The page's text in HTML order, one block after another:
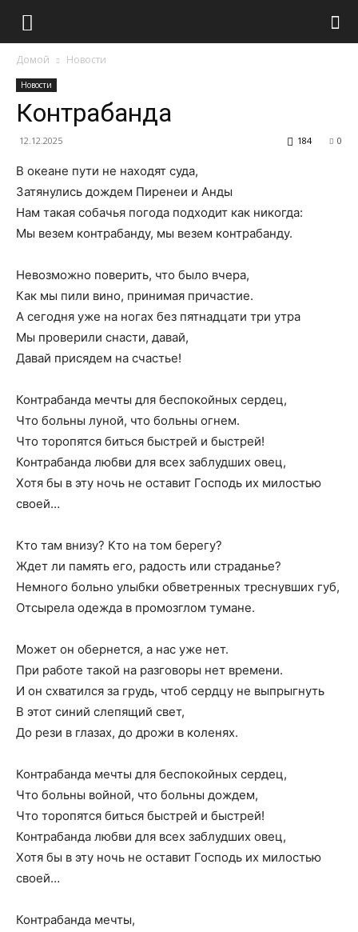
Домой Новости
Новости
Контрабанда
12.12.2025 0
184
В океане пути не находят суда,
Затянулись дождем Пиренеи и Анды
Нам такая собачья погода подходит как никогда:
Мы везем контрабанду, мы везем контрабанду.
Невозможно поверить, что было вчера,
Как мы пили вино, принимая причастие.
А сегодня уже на ногах без пятнадцати три утра
Мы проверили снасти, давай,
Давай присядем на счастье!
Контрабанда мечты для беспокойных сердец,
Что больны луной, что больны огнем.
Что торопятся биться быстрей и быстрей!
Контрабанда любви для всех заблудших овец,
Хотя бы в эту ночь не оставит Господь их милостью
своей…
Кто там внизу? Кто на том берегу?
Ждет ли память его, радость или страданье?
Немного больно улыбки обветренных треснувших губ,
Отсырела одежда в промозглом тумане.
Может он обернется, а нас уже нет.
При работе такой на разговоры нет времени.
И он схватился за грудь, чтоб сердцу не выпрыгнуть
В этот синий слепящий свет,
До рези в глазах, до дрожи в коленях.
Контрабанда мечты для беспокойных сердец,
Что больны войной, что больны дождем,
Что торопятся биться быстрей и быстрей!
Контрабанда любви для всех заблудших овец,
Хотя бы в эту ночь не оставит Господь их милостью
своей…
Контрабанда мечты,